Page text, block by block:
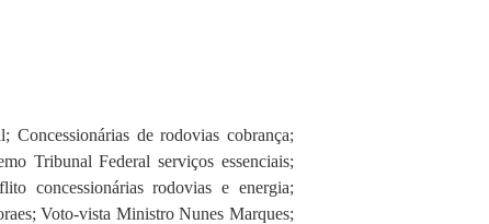
de rodovias cobrança;
Tribunal Federal serviços essenciais;
concessionárias rodovias e energia;
Voto-vista Ministro Nunes Marques;